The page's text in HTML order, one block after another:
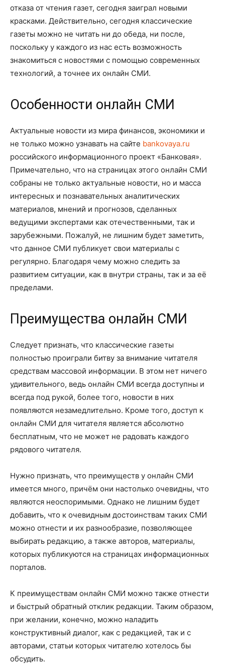
отказа от чтения газет, сегодня заиграл новыми
красками. Действительно, сегодня классические
газеты можно не читать ни до обеда, ни после,
поскольку у каждого из нас есть возможность
знакомиться с новостями с помощью современных
технологий, а точнее их онлайн СМИ.
Особенности онлайн СМИ
Актуальные новости из мира финансов, экономики и
не только можно узнавать на сайте bankovaya.ru
российского информационного проект «Банковая».
Примечательно, что на страницах этого онлайн СМИ
собраны не только актуальные новости, но и масса
интересных и познавательных аналитических
материалов, мнений и прогнозов, сделанных
ведущими экспертами как отечественными, так и
зарубежными. Пожалуй, не лишним будет заметить,
что данное СМИ публикует свои материалы с
регулярно. Благодаря чему можно следить за
развитием ситуации, как в внутри страны, так и за её
пределами.
Преимущества онлайн СМИ
Следует признать, что классические газеты
полностью проиграли битву за внимание читателя
средствам массовой информации. В этом нет ничего
удивительного, ведь онлайн СМИ всегда доступны и
всегда под рукой, более того, новости в них
появляются незамедлительно. Кроме того, доступ к
онлайн СМИ для читателя является абсолютно
бесплатным, что не может не радовать каждого
рядового читателя.
Нужно признать, что преимуществ у онлайн СМИ
имеется много, причём они настолько очевидны, что
являются неоспоримыми. Однако не лишним будет
добавить, что к очевидным достоинствам таких СМИ
можно отнести и их разнообразие, позволяющее
выбирать редакцию, а также авторов, материалы,
которых публикуются на страницах информационных
порталов.
К преимуществам онлайн СМИ можно также отнести
и быстрый обратный отклик редакции. Таким образом,
при желании, конечно, можно наладить
конструктивный диалог, как с редакцией, так и с
авторами, статьи которых читателю хотелось бы
обсудить.